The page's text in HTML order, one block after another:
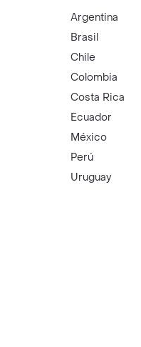
Argentina
Brasil
Chile
Colombia
Costa Rica
Ecuador
México
Perú
Uruguay